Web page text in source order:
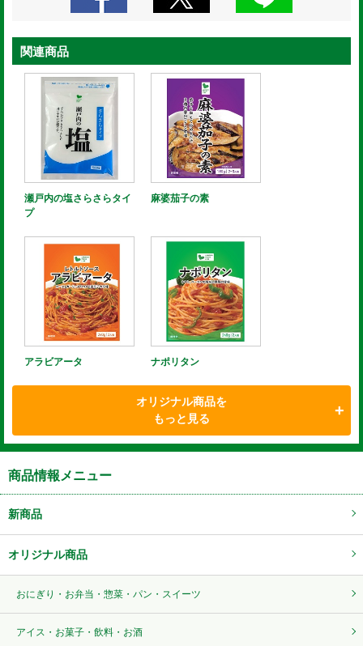
関連商品
瀬戸内の塩さらさらタイ
プ
麻婆茄子の素
アラビアータ ナポリタン
オリジナル商品を
もっと見る
商品情報メニュー
新商品
オリジナル商品
おにぎり・お弁当・惣菜・パン・スイーツ
アイス・お菓子・飲料・お酒